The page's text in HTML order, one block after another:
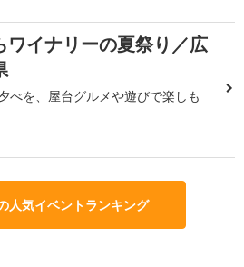
ワイナリーの夏祭り／広
べを、屋台グルメや遊びで楽しも
人気イベントランキング